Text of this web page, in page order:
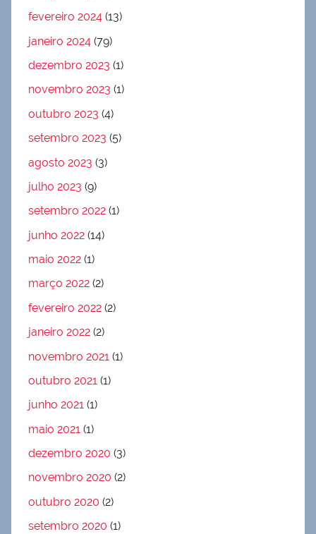
fevereiro 2024 (13)
janeiro 2024 (79)
dezembro 2023 (1)
novembro 2023 (1)
outubro 2023 (4)
setembro 2023 (5)
agosto 2023 (3)
julho 2023 (9)
setembro 2022 (1)
junho 2022 (14)
maio 2022 (1)
março 2022 (2)
fevereiro 2022 (2)
janeiro 2022 (2)
novembro 2021 (1)
outubro 2021 (1)
junho 2021 (1)
maio 2021 (1)
dezembro 2020 (3)
novembro 2020 (2)
outubro 2020 (2)
setembro 2020 (1)